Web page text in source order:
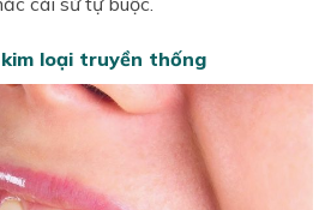
loại truyền thống